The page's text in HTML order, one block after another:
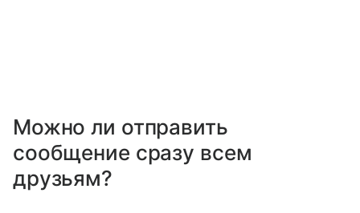
Можно ли отправить
сообщение сразу всем
друзьям?